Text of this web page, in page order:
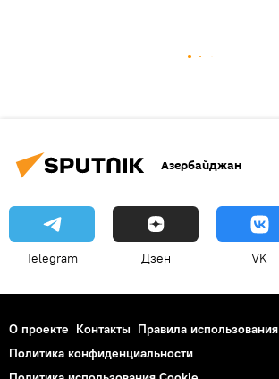
Азербайджан
Telegram Дзен VK
О проекте Контакты Правила использования
Политика конфиденциальности